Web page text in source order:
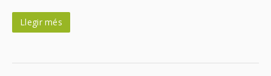
Llegir més